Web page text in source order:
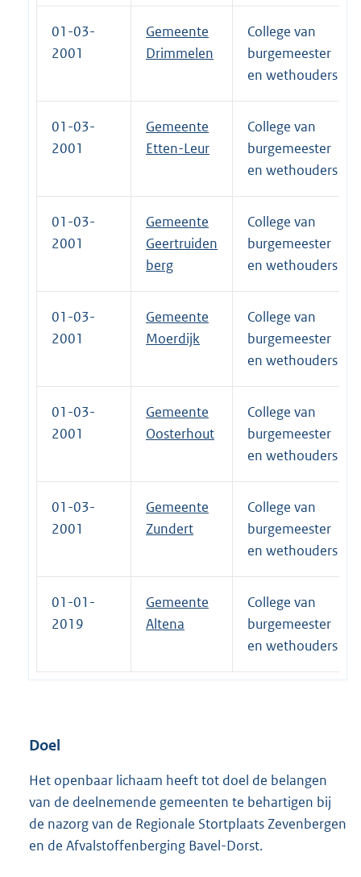
01-03-
2001
Gemeente
Drimmelen
College van
burgemeester
en wethouders
01-03-
2001
Gemeente
Etten-Leur
College van
burgemeester
en wethouders
01-03-
2001
Gemeente
Geertruiden
berg
College van
burgemeester
en wethouders
01-03-
2001
Gemeente
Moerdijk
College van
burgemeester
en wethouders
01-03-
2001
Gemeente
Oosterhout
College van
burgemeester
en wethouders
01-03-
2001
Gemeente
Zundert
College van
burgemeester
en wethouders
01-01-
2019
Gemeente
Altena
College van
burgemeester
en wethouders
Doel
Het openbaar lichaam heeft tot doel de belangen
van de deelnemende gemeenten te behartigen bij
de nazorg van de Regionale Stortplaats Zevenbergen
en de Afvalstoffenberging Bavel-Dorst.